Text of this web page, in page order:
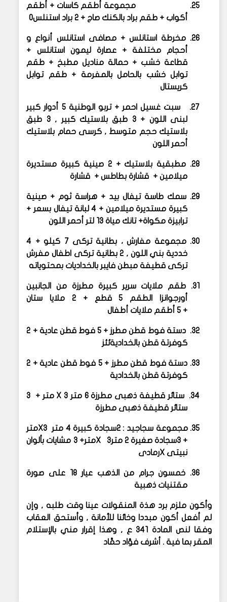
25.
مجموعة أطقم كاسات + أطقم
أكواب + طقم براد بالكنك صاج + 2 براد استنلس
0
26.
مخرطة استانلس + مصافى استانلس أنواع و
أحجام مختلفة + عصارة ليمون استانلس +
قطاعة خشب + حمالة مناديل مطبخ + طقم
توابل خشب بالحامل بالمفرمة + طقم توابل
كريستال
27.
سبت غسيل احمر + تربو الوطنية 5 أدوار كبير
لبنى اللون + 3 طبق بلاستيك كبير , 3 طبق
بلاستيك حجم متوسط , كرسى حمام بلاستيك
أحمر اللون
28.
مطبقية بلاستيك + 2 صينية كبيرة مستديرة
ميلامين + قشارة بطاطس + قشارة
29.
سمك طاسة تيفال بيد + هراسة ثوم + صينية
كبيرة مستديرة ميلامين + 4 لبانة تيفال بسعر +
ترابيزة مكواة+ تانك مياة 13 لتر أحمر اللون
30. مجموعة مفارش،
بطانية تركى 7 كيلو + 4
خددية بني اللون , 2 بطانية تركى اطفال
مفرش
تركى قطيفة مبطن فايبر بالخداديات بمحتوياته
31.
طقم ملايات سرير كبيرة مطرزة من الجانبين
أورجوانزا الطقم 5 قطع + 2 ملايا ستان
+ 5 أطقم ملايات أطفال
32.
دستة فوط قطن مطرز + 5 فوط قطن عادية + 2
كوفرتة قطن بالخداديةئئز
33.
دستة فوط قطن مطرز + 5 فوط قطن عادية + 2
كوفرتة قطن بالخدادية
34. ستائر قطيفة ذهبى مطرزة 6 متر X 3
متر + 3
ستائر قطيفة ذهبى مطرزة
35. مجموعة سجاجيد : 2سجادة كبيرة 4 متر X3متر
+ 3سجادة صغيرة 2 متر
X 3
متر+ 3 مشايات بألوان
نبيتى Xرمادى
36.
خمسون جرام من الذهب عيار 18 على صورة
مقتنيات ذهبية
وأكون ملزم برد هذة المنقولات عينا وقت طلبه , وإن
لم أفعل أكون مبددا وخائنا للأمانة , وأستحق العقاب
وفقا لنص المادة 341 ع , وهذا إقرار مني بالإستلام
المقر بما فية . أشرف فؤاد حمَّاد